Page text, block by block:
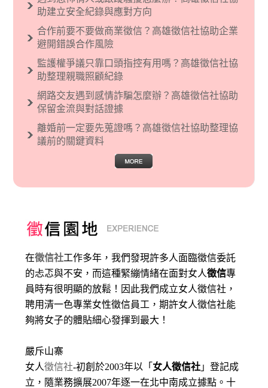
烈的卓越感，因而瞧不起其他國家的人，所以沙
現了男性沙文…
助建立安全紀錄與應對方向
合作前要不要做商業徵信？高雄徵信社協助企業
避開錯誤合作風險
監護權爭議只靠口頭指控有用嗎？高雄徵信社協
助整理親職照顧紀錄
網路交友遇到感情詐騙怎麼辦？高雄徵信社協助
保留金流與對話證據
離婚前一定要先蒐證嗎？高雄徵信社協助整理協
議前的關鍵資料
在徵信社工作多年，我們發現許多人面臨徵信委託
的忐忑與不安，而這種緊繃情緒在面對女人徵信專
員時有很明顯的放鬆！因此我們成立女人徵信社，
聘用清一色專業女性徵信員工，期許女人徵信社能
夠將女子的體貼細心發揮到最大 ！
嚴斥山寨
女人徵信社-初創於2003年以「 女人徵信社 」登記成
立，隨業務擴展2007年逐一在北中南成立據點。十